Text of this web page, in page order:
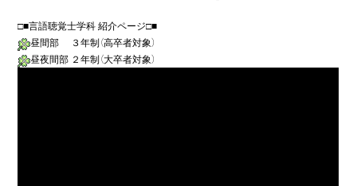
昼間部　 ３年制（高卒者対象）
昼夜間部 ２年制（大卒者対象）